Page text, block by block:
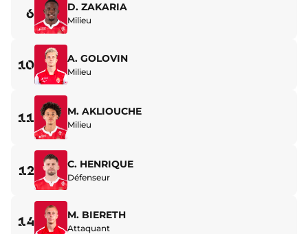
6 D. ZAKARIA
Milieu
10 A. GOLOVIN
Milieu
11 M. AKLIOUCHE
Milieu
12 C. HENRIQUE
Défenseur
14 M. BIERETH
Attaquant